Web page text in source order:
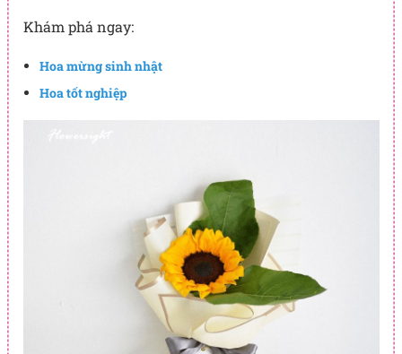
Khám phá ngay:
Hoa mừng sinh nhật
Hoa tốt nghiệp